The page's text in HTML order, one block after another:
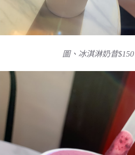
圖、冰淇淋奶昔$150